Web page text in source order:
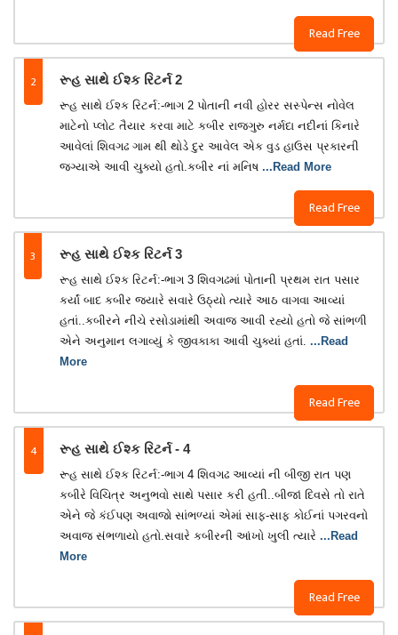
Read Free
2 રૂહ સાથે ઈશ્ક રિટર્ન 2
Read Free
રૂહ સાથે ઈશ્ક રિટર્ન:-ભાગ 2 પોતાની નવી હોરર સસ્પેન્સ નોવેલ
માટેનો પ્લોટ તૈયાર કરવા માટે કબીર રાજગુરુ નર્મદા નદીનાં કિનારે
આવેલાં શિવગઢ ગામ થી થોડે દુર આવેલ એક વુડ હાઉસ પ્રકારની
જગ્યાએ આવી ચુક્યો હતો.કબીર નાં મનિષ ...Read More
3 રૂહ સાથે ઈશ્ક રિટર્ન 3
Read Free
રૂહ સાથે ઈશ્ક રિટર્ન:-ભાગ 3 શિવગઢમાં પોતાની પ્રથમ રાત પસાર
કર્યાં બાદ કબીર જ્યારે સવારે ઉઠ્યો ત્યારે આઠ વાગવા આવ્યાં
હતાં..કબીરને નીચે રસોડામાંથી અવાજ આવી રહ્યો હતો જે સાંભળી
એને અનુમાન લગાવ્યું કે જીવકાકા આવી ચુક્યાં હતાં. ...Read
More
4 રૂહ સાથે ઈશ્ક રિટર્ન - 4
Read Free
રૂહ સાથે ઈશ્ક રિટર્ન:-ભાગ 4 શિવગઢ આવ્યાં ની બીજી રાત પણ
કબીરે વિચિત્ર અનુભવો સાથે પસાર કરી હતી..બીજાં દિવસે તો રાતે
એને જે કંઈપણ અવાજો સાંભળ્યાં એમાં સાફ-સાફ કોઈનાં પગરવનો
અવાજ સંભળાયો હતો.સવારે કબીરની આંખો ખુલી ત્યારે ...Read
More